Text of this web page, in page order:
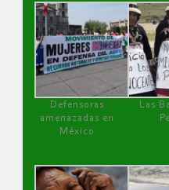
Defensoras
amenazadas en
México
Las